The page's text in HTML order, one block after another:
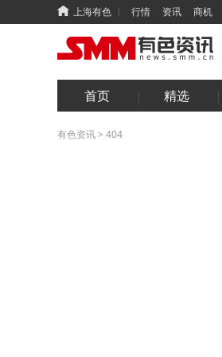
上海有色 行情 资讯 商机
首页 精选
有色资讯> 404